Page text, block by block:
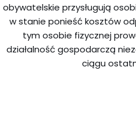
obywatelskie przysługują
w stanie ponieść kosztów
tym osobie fizycznej
działalność gospodarczą
ciągu